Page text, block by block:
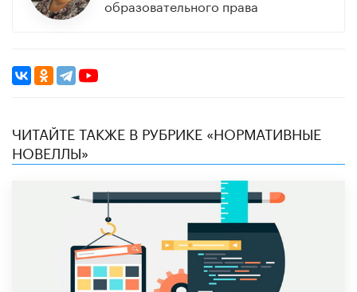
образовательного права
ЧИТАЙТЕ ТАКЖЕ В РУБРИКЕ «НОРМАТИВНЫЕ
НОВЕЛЛЫ»